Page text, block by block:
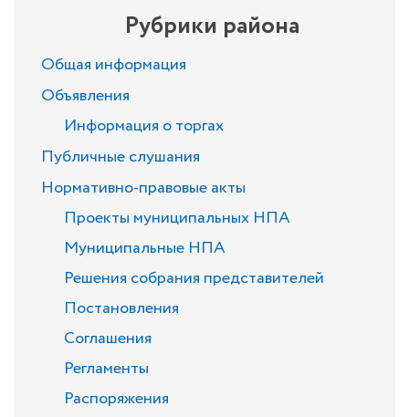
Рубрики района
Общая информация
Объявления
Информация о торгах
Публичные слушания
Нормативно-правовые акты
Проекты муниципальных НПА
Муниципальные НПА
Решения собрания представителей
Постановления
Соглашения
Регламенты
Распоряжения